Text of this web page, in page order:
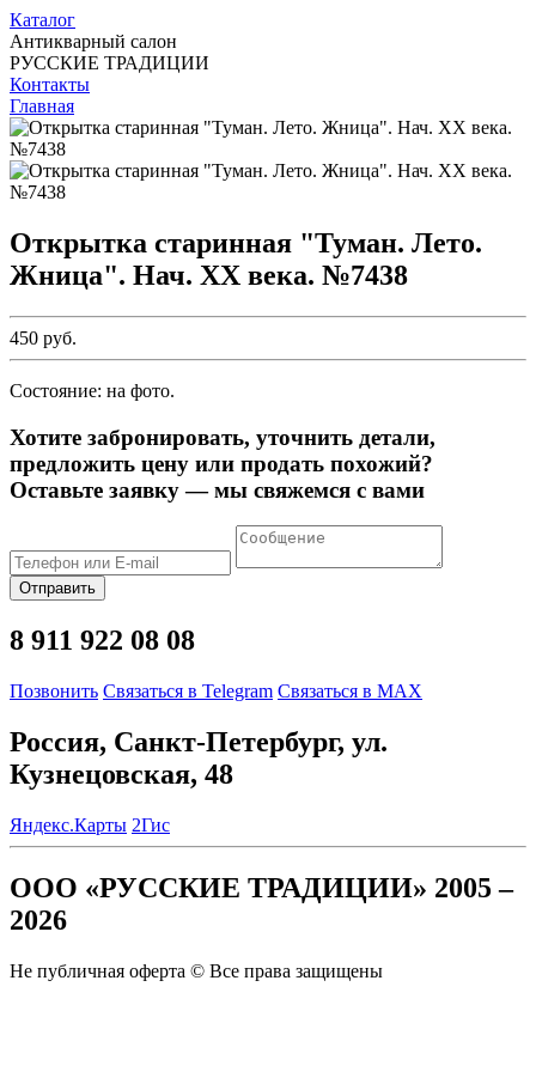
Каталог
Антикварный салон
РУССКИЕ ТРАДИЦИИ
Контакты
Главная
Открытка старинная "Туман. Лето.
Жница". Нач. ХХ века. №7438
450 руб.
Состояние: на фото.
Хотите забронировать, уточнить детали,
предложить цену или продать похожий?
Оставьте заявку — мы свяжемся с вами
Отправить
8 911 922 08 08
Позвонить Связаться в Telegram Связаться в MAX
Россия, Санкт-Петербург, ул.
Кузнецовская, 48
Яндекс.Карты 2Гис
ООО «РУССКИЕ ТРАДИЦИИ» 2005 –
2026
Не публичная оферта © Все права защищены